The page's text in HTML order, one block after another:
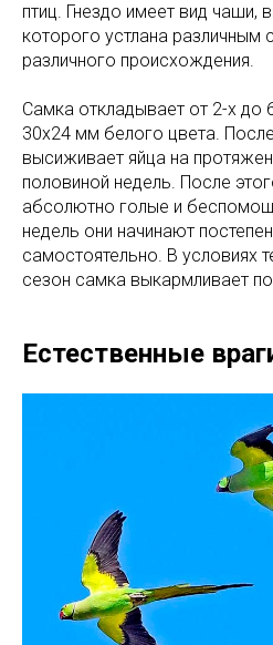
птиц. Гнездо имеет вид чаши,
которого устлана различным
различного происхождения.
Самка откладывает от 2-х до
30х24 мм белого цвета.
высиживает яйца на
половиной недель. После
абсолютно голые и
недель они начинают
самостоятельно. В условиях
сезон самка выкармливает
Естественные